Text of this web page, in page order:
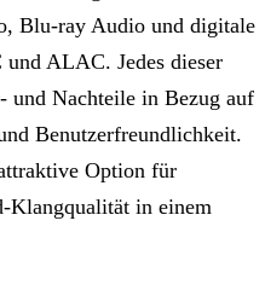
Blu-ray Audio und digitale
ALAC. Jedes dieser
und Nachteile in Bezug auf
Benutzerfreundlichkeit.
Option für
Klangqualität in einem